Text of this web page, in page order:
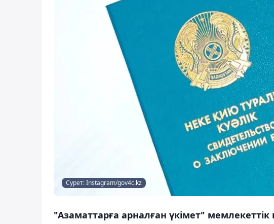
Сурет: Instagram/gov4c.kz
"Азаматтарға арналған үкімет"